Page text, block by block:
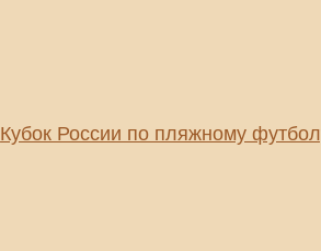
Кубок России по пляжному